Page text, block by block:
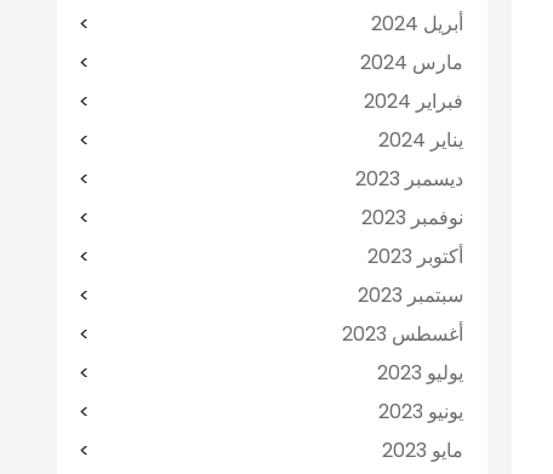
أبريل 2024
مارس 2024
فبراير 2024
يناير 2024
ديسمبر 2023
نوفمبر 2023
أكتوبر 2023
سبتمبر 2023
أغسطس 2023
يوليو 2023
يونيو 2023
مايو 2023